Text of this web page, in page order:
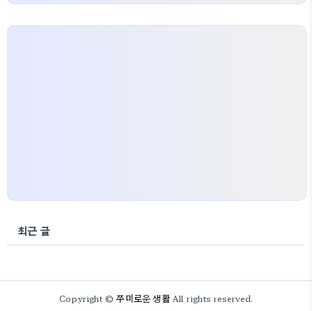
최근 글
Copyright ©쭈미로운 생활All rights reserved.